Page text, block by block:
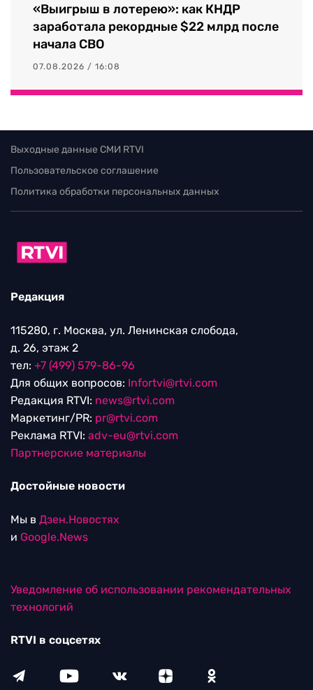
«Выигрыш в лотерею»: как КНДР
заработала рекордные $22 млрд после
начала СВО
07.08.2026 / 16:08
Выходные данные СМИ RTVI
Пользовательское соглашение
Политика обработки персональных данных
Редакция
115280, г. Москва, ул. Ленинская слобода,
д. 26, этаж 2
тел: +7 (499) 579-86-96
Для общих вопросов: Infortvi@rtvi.com
Редакция RTVI: news@rtvi.com
Маркетинг/PR: pr@rtvi.com
Реклама RTVI: adv-eu@rtvi.com
Партнерские материалы
Достойные новости
Мы в Дзен.Новостях
и Google.News
Уведомление об использовании рекомендательных
технологий
RTVI в соцсетях